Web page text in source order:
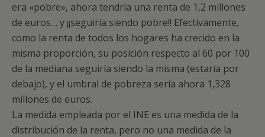
era «pobre», ahora tendría una renta de 1,2 millones
de euros… y ¡¡seguiría siendo pobre!! Efectivamente,
como la renta de todos los hogares ha crecido en la
misma proporción, su posición respecto al 60 por 100
de la mediana seguiría siendo la misma (estaría por
debajo), y el umbral de pobreza sería ahora 1,328
millones de euros.
La medida empleada por el INE es una medida de la
distribución de la renta, pero no una medida de la